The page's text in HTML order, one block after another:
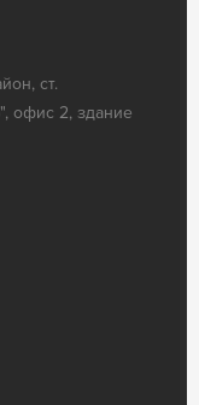
ст.
офис 2, здание